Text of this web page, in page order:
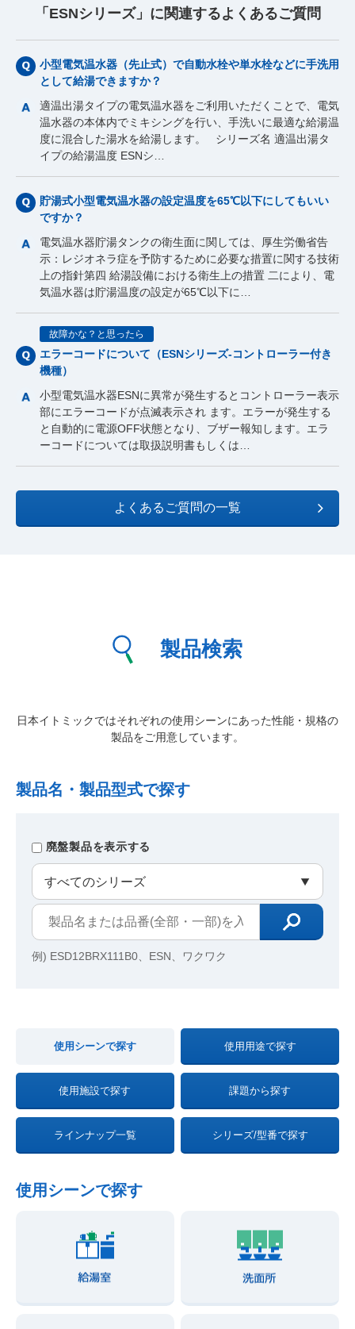
「ESNシリーズ」に関連するよくあるご質問
小型電気温水器（先止式）で自動水栓や単水栓などに手洗用
として給湯できますか？
適温出湯タイプの電気温水器をご利用いただくことで、電気
温水器の本体内でミキシングを行い、手洗いに最適な給湯温
度に混合した湯水を給湯します。 シリーズ名 適温出湯タ
イプの給湯温度 ESNシ…
貯湯式小型電気温水器の設定温度を65℃以下にしてもいい
ですか？
電気温水器貯湯タンクの衛生面に関しては、厚生労働省告
示：レジオネラ症を予防するために必要な措置に関する技術
上の指針第四 給湯設備における衛生上の措置 二により、電
気温水器は貯湯温度の設定が65℃以下に…
故障かな？と思ったら
エラーコードについて（ESNシリーズ-コントローラー付き
機種）
小型電気温水器ESNに異常が発生するとコントローラー表示
部にエラーコードが点滅表示され ます。エラーが発生する
と自動的に電源OFF状態となり、ブザー報知します。エラ
ーコードについては取扱説明書もしくは…
よくあるご質問の一覧
製品検索
日本イトミックではそれぞれの使用シーンにあった性能・規格の
製品をご用意しています。
製品名・製品型式で探す
廃盤製品を表示する
例) ESD12BRX111B0、ESN、ワクワク
使用シーンで探す 使用用途で探す
使用施設で探す 課題から探す
ラインナップ一覧 シリーズ/型番で探す
使用シーンで探す